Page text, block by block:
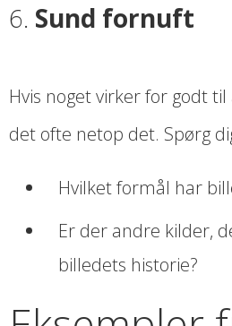
6. Sund fornuft
Hvis noget virker for godt
det ofte netop det. Spørg
Hvilket formål har
Er der andre kilder,
billedets historie?